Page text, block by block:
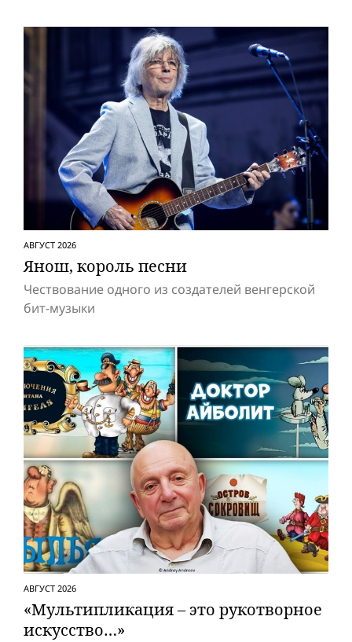
АВГУСТ 2026
Янош, король песни
Чествование одного из создателей венгерской
бит-музыки
АВГУСТ 2026
«Мультипликация – это рукотворное
искусство…»